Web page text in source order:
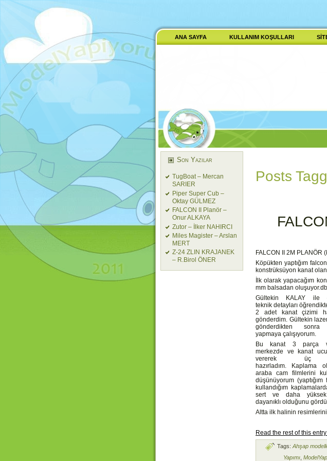
ANA SAYFA KULLANIM KOŞULLARI
Son Yazılar
TugBoat – Mercan
SARIER
Piper Super Cub –
Oktay GÜLMEZ
FALCON II Planör –
Onur ALKAYA
Zutor – İlker NAHIRCI
Miles Magister – Arslan
MERT
Z-24 ZLIN KRAJANEK
– R.Birol ÖNER
Posts
FALCON II 2M PLANÖR
Köpükten yaptığım
konstrüksüyon kanat
İlk olarak yapacağım
mm balsadan
Gültekin KALAY ile
teknik detayları
2 adet kanat çizimi
gönderdim. Gültekin
gönderdikten sonra
yapmaya çalışıyorum.
Bu kanat 3 parça
merkezde ve kanat
vererek üç
hazırladım. Kaplama
araba cam filmlerini
düşünüyorum (yaptığım
kullandığım
sert ve daha yüksek
dayanıklı olduğunu
Altta ilk halinin
Read the rest of this
Tags: Ahşap
Yapımı